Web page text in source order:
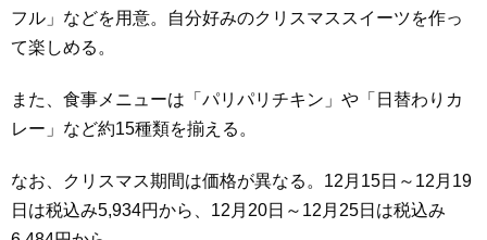
フル」などを用意。自分好みのクリスマススイーツを作っ
て楽しめる。
また、食事メニューは「パリパリチキン」や「日替わりカ
レー」など約15種類を揃える。
なお、クリスマス期間は価格が異なる。12月15日～12月19
日は税込み5,934円から、12月20日～12月25日は税込み